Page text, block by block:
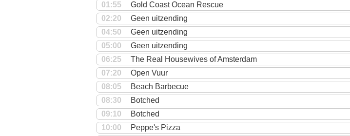
01:55
Gold Coast Ocean Rescue
02:20
Geen uitzending
04:50
Geen uitzending
05:00
Geen uitzending
06:25
The Real Housewives of Amsterdam
07:20
Open Vuur
08:05
Beach Barbecue
08:30
Botched
09:10
Botched
10:00
Peppe's Pizza